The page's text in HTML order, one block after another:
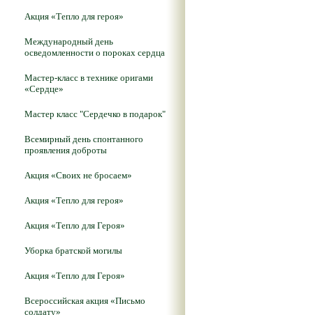
Акция «Тепло для героя»
Международный день
осведомленности о пороках сердца
Мастер-класс в технике оригами
«Сердце»
Мастер класс "Сердечко в подарок"
Всемирный день спонтанного
проявления доброты
Акция «Своих не бросаем»
Акция «Тепло для героя»
Акция «Тепло для Героя»
Уборка братской могилы
Акция «Тепло для Героя»
Всероссийская акция «Письмо
солдату»